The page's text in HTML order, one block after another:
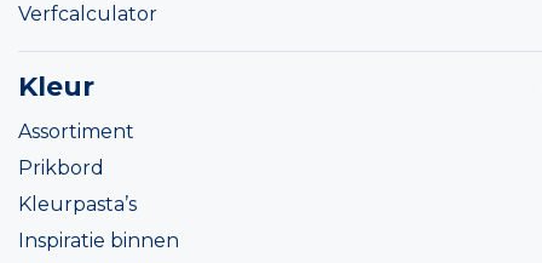
Verfcalculator
Kleur
Assortiment
Prikbord
Kleurpasta’s
Inspiratie binnen